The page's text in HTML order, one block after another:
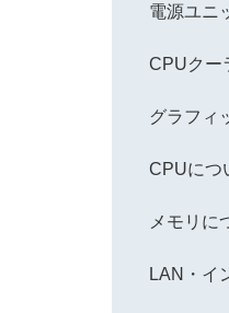
電源ユニ
CPUクー
グラフィ
CPUにつ
メモリに
LAN・イ